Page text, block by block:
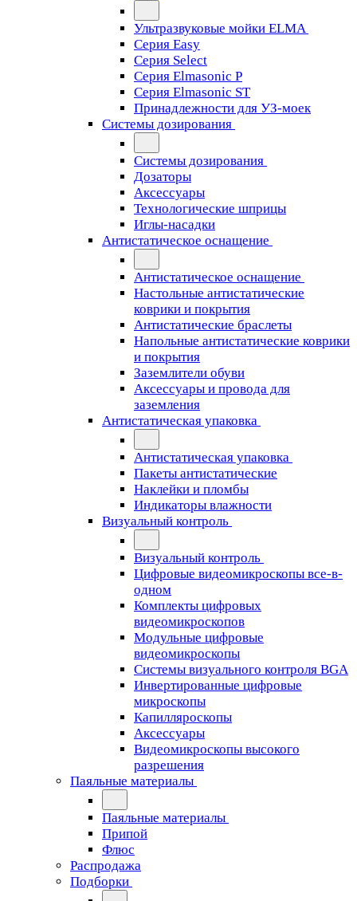
Ультразвуковые мойки ELMA
Серия Easy
Серия Select
Серия Elmasonic P
Серия Elmasonic ST
Принадлежности для УЗ-моек
Системы дозирования
Системы дозирования
Дозаторы
Аксессуары
Технологические шприцы
Иглы-насадки
Антистатическое оснащение
Антистатическое оснащение
Настольные антистатические
коврики и покрытия
Антистатические браслеты
Напольные антистатические коврики
и покрытия
Заземлители обуви
Аксессуары и провода для
заземления
Антистатическая упаковка
Антистатическая упаковка
Пакеты антистатические
Наклейки и пломбы
Индикаторы влажности
Визуальный контроль
Визуальный контроль
Цифровые видеомикроскопы все-в-
одном
Комплекты цифровых
видеомикроскопов
Модульные цифровые
видеомикроскопы
Cистемы визуального контроля BGA
Инвертированные цифровые
микроскопы
Капилляроскопы
Аксессуары
Видеомикроскопы высокого
разрешения
Паяльные материалы
Паяльные материалы
Припой
Флюс
Распродажа
Подборки